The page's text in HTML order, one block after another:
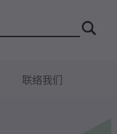
联络我们